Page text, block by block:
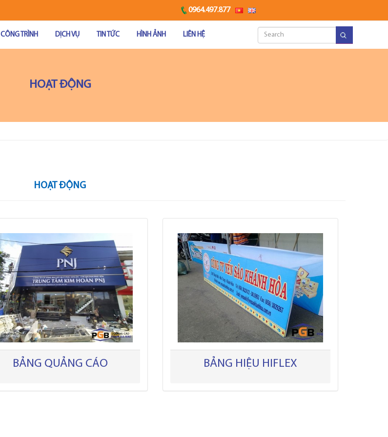
0964.497.877
CÔNG TRÌNH DỊCH VỤ TIN TỨC HÌNH ẢNH LIÊN HỆ
HOẠT ĐỘNG
HOẠT ĐỘNG
BẢNG QUẢNG CÁO BẢNG HIỆU HIFLEX